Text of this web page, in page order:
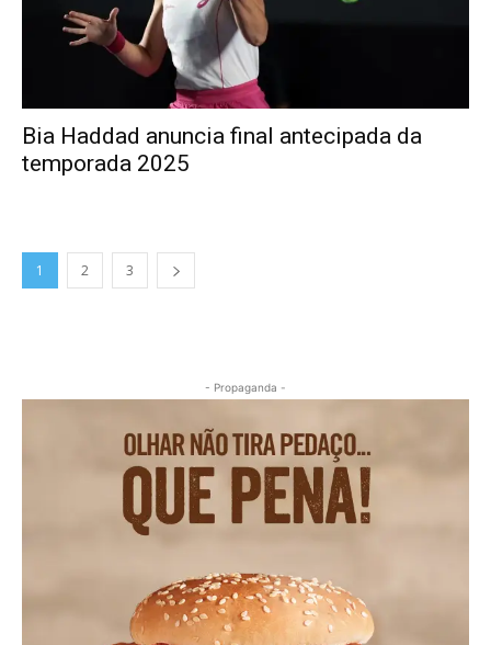
Bia Haddad anuncia final antecipada da
temporada 2025
1 2 3
- Propaganda -